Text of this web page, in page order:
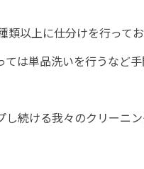
以上に仕分けを行ってお
は単品洗いを行うなど
続ける我々のクリーニ